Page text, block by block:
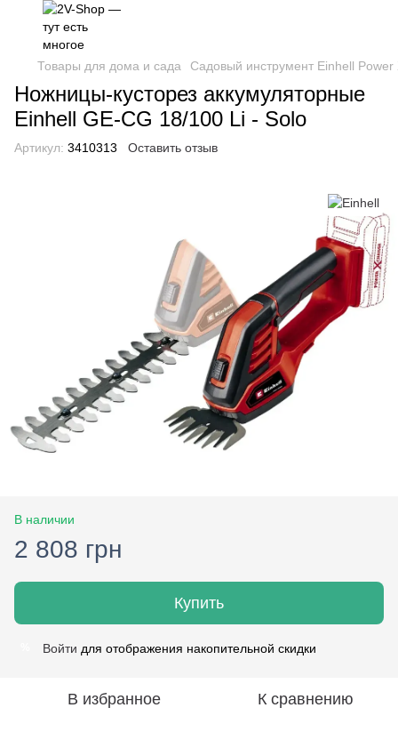
Товары для дома и сада Садовый инструмент Einhell Power
Ножницы-кусторез аккумуляторные
Einhell GE-CG 18/100 Li - Solo
Артикул: 3410313 Оставить отзыв
В наличии
2 808 грн
Купить
Войти для отображения накопительной скидки
В избранное К сравнению